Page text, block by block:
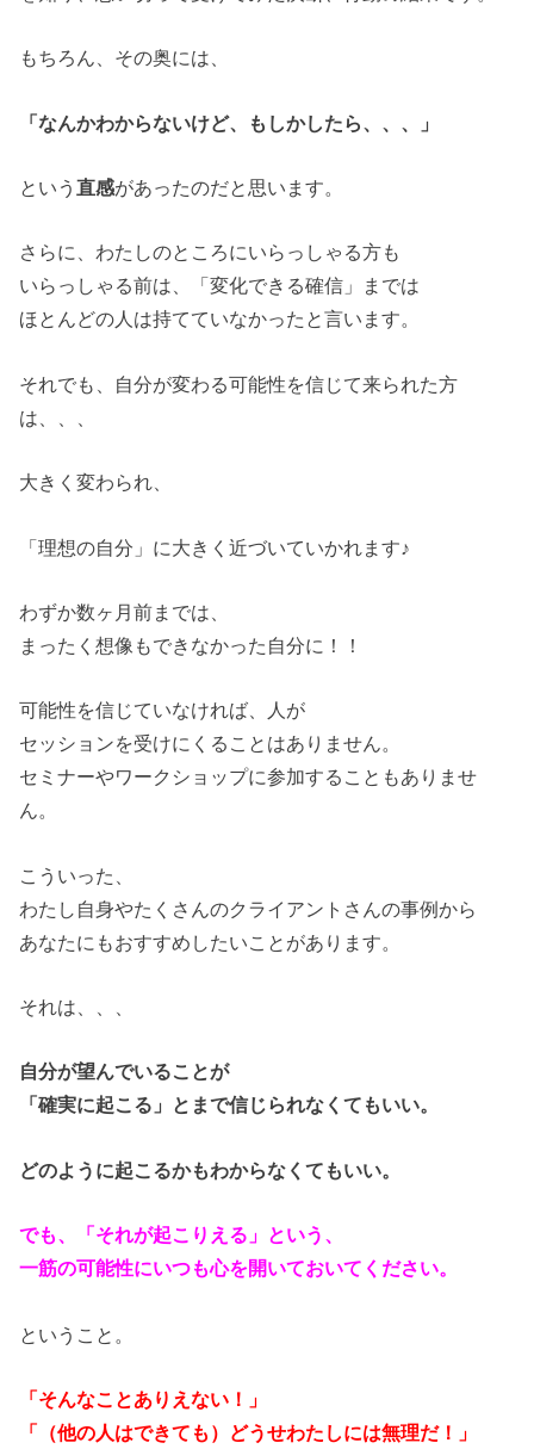
もちろん、その奥には、
「なんかわからないけど、もしかしたら、、、」
という直感があったのだと思います。
さらに、わたしのところにいらっしゃる方も
いらっしゃる前は、「変化できる確信」までは
ほとんどの人は持てていなかったと言います。
それでも、自分が変わる可能性を信じて来られた方
は、、、
大きく変わられ、
「理想の自分」に大きく近づいていかれます♪
わずか数ヶ月前までは、
まったく想像もできなかった自分に！！
可能性を信じていなければ、人が
セッションを受けにくることはありません。
セミナーやワークショップに参加することもありませ
ん。
こういった、
わたし自身やたくさんのクライアントさんの事例から
あなたにもおすすめしたいことがあります。
それは、、、
自分が望んでいることが
「確実に起こる」とまで信じられなくてもいい。
どのように起こるかもわからなくてもいい。
でも、「それが起こりえる」という、
一筋の可能性にいつも心を開いておいてください。
ということ。
「そんなことありえない！」
「（他の人はできても）どうせわたしには無理だ！」